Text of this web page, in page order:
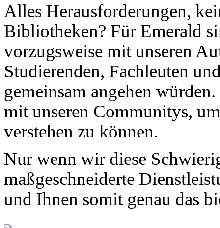
Alles Herausforderungen,
Bibliotheken? Für Emerald
vorzugsweise mit unseren
Studierenden, Fachleuten
gemeinsam angehen
mit unseren Communitys,
verstehen zu können.
Nur wenn wir diese
maßgeschneiderte
und Ihnen somit genau das